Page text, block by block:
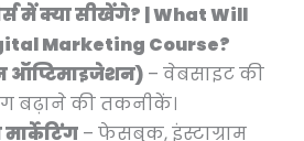
में क्या सीखेंगे? | What Will
Marketing Course?
ऑप्टिमाइजेशन) – वेबसाइट की
बढ़ाने की तकनीकें।
– फेसबुक, इंस्टाग्राम